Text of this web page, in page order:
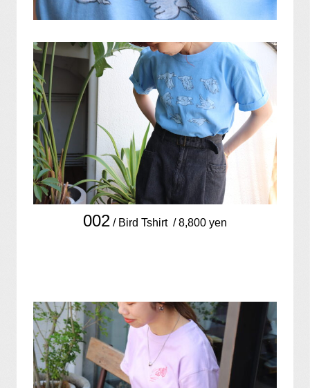
002/ Bird Tshirt / 8,800 yen